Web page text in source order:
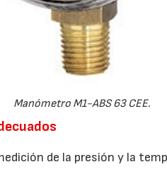
Manómetro M1-ABS 63 CEE.
de la presión y la